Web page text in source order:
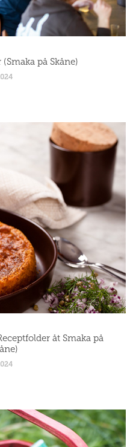
på Skåne)
åt Smaka på